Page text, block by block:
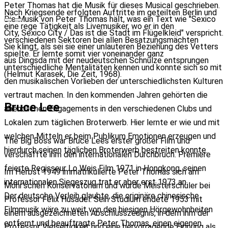
Peter Thomas hat die Musik für dieses Musical geschrieben.
Die Musik von Peter Thomas hält, was ein Text wie "Sexico
City, Sexico City / Das ist die Stadt im Flügelkleid" verspricht.
Sie klingt, als sei sie einer unlauteren Beziehung des Vetters
aus Dingsda mit der neudeutschen Schnulze entsprungen
(Helmut Karasek, Die Zeit, 1968).
Bruce Lee
The Big Boss war Bruce Lees erster großer Film und
verschaffte ihm den internationalen Durchbruch. Premiere
feierte Regisseur Lo Weis Film 1971 in Hongkong, seinen
internationalen Siegeszug trat er aber erst 1973 an.
Der deutsche Verleih glaubte, die originäre chinesische
Filmmusik wäre zu weit von den hiesigen Hörgewohnheiten
entfernt und beauftragte Peter Thomas, einen eigenen
Nach Kriegsende erfolgten Auftritte im geteilten Berlin und
eine rege Tätigkeit als Livemusiker, wo er in den
verschiedenen Sektoren bei allen Besatzungsmächten
spielte. Er lernte somit vier voneinander ganz
unterschiedliche Mentalitäten kennen und konnte sich so mit
den musikalischen Vorlieben der unterschiedlichsten Kulturen
vertraut machen. In den kommenden Jahren gehörten die
abendlichen Engagements in den verschiedenen Clubs und
Lokalen zum täglichen Broterwerb. Hier lernte er wie und mit
welchen Mitteln er beim Publikum Emotionen erzeugen und
hierdurch seinen täglichen Broterwerb bestreiten konnte.
Im Herbst 1949 immatrikulierte Peter Thomas sich am
Mohr’schen Konservatorium und wurde Meisterschüler bei
Professor Felix Husadel. Sein Studium endete 1953 mit
einem ausgezeichneten Abschlusszeugnis, in dem ihm der